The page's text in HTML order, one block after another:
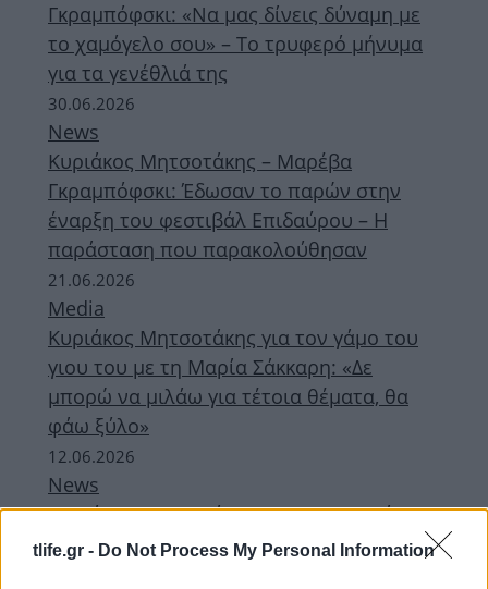
tlife.gr - Do Not Process My Personal Information
Γκραμπόφσκι: «Να μας δίνεις δύναμη με
το χαμόγελο σου» – Το τρυφερό μήνυμα
για τα γενέθλιά της
30.06.2026
News
Κυριάκος Μητσοτάκης – Μαρέβα
Γκραμπόφσκι: Έδωσαν το παρών στην
έναρξη του φεστιβάλ Επιδαύρου – Η
παράσταση που παρακολούθησαν
21.06.2026
Media
Κυριάκος Μητσοτάκης για τον γάμο του
γιου του με τη Μαρία Σάκκαρη: «Δε
μπορώ να μιλάω για τέτοια θέματα, θα
φάω ξύλο»
12.06.2026
News
Κυριάκος Μητσοτάκης: Η φωτογραφία με
την κόρη του, Σοφία και οι ευχές για τα